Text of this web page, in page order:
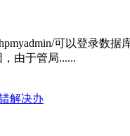
可以登录数
由于管局......
错解决办